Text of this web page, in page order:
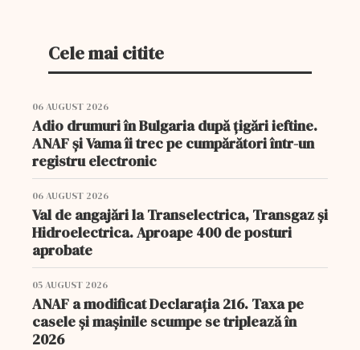
Cele mai citite
06 AUGUST 2026
Adio drumuri în Bulgaria după țigări ieftine.
ANAF și Vama îi trec pe cumpărători într-un
registru electronic
06 AUGUST 2026
Val de angajări la Transelectrica, Transgaz și
Hidroelectrica. Aproape 400 de posturi
aprobate
05 AUGUST 2026
ANAF a modificat Declarația 216. Taxa pe
casele și mașinile scumpe se triplează în
2026